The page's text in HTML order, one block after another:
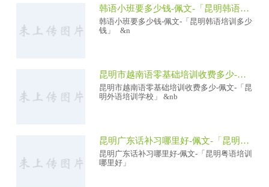
韩语小班要多少钱-佩文-「昆明韩语培训多少钱」
韩语小班要多少钱-佩文-「昆明韩语培训多少
钱」 &n
昆明市越南语零基础培训收费多少-佩文-「昆明外语培训学校」
昆明市越南语零基础培训收费多少-佩文-「昆
明外语培训学校」 &nb
昆明广东话补习哪里好-佩文-「昆明粤语培训哪里好」
昆明广东话补习哪里好-佩文-「昆明粤语培训
哪里好」